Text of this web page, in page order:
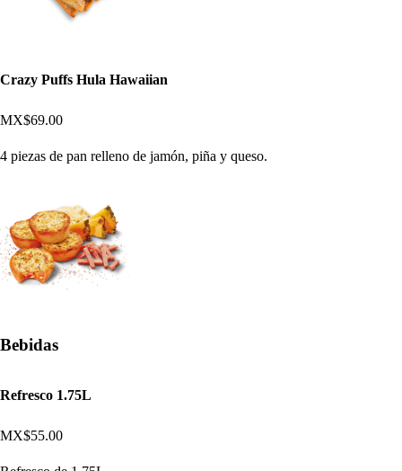
Crazy Puffs Hula Hawaiian
MX$69.00
4 piezas de pan relleno de jamón, piña y queso.
Bebidas
Refresco 1.75L
MX$55.00